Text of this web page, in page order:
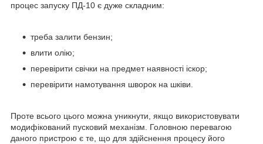
процес запуску ПД-10 є дуже складним:
треба залити бензин;
влити олію;
перевірити свічки на предмет наявності іскор;
перевірити намотування шворок на шківи.
Проте всього цього можна уникнути, якщо використовувати
модифікований пусковий механізм. Головною перевагою
даного пристрою є те, що для здійснення процесу його